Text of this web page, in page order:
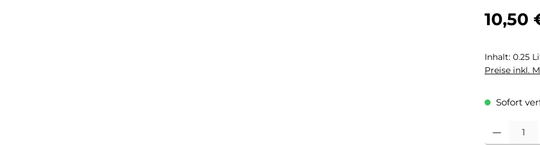
Regulärer
10,50
Inhalt: 0.25
Preise inkl.
Sofort
Produkt